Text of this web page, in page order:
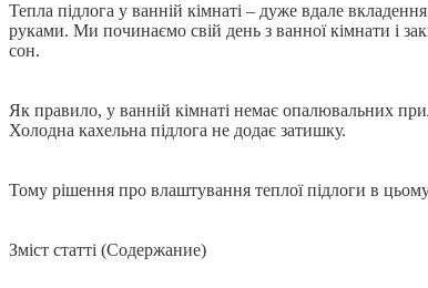
Тепла підлога у ванній кімнаті – дуже вдале
руками. Ми починаємо свій день з ванної кімнати і
сон.
Як правило, у ванній кімнаті немає опалювальних
Холодна кахельна підлога не додає затишку.
Тому рішення про влаштування теплої підлоги в
Зміст статті (Содержание)